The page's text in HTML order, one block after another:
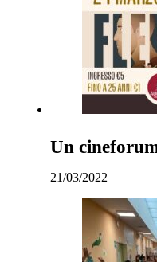
Un
21/03/2022